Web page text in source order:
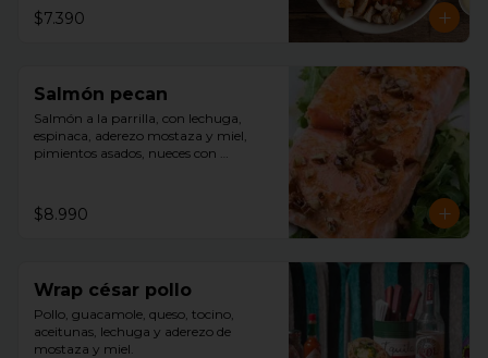
NUESTRO ADEREZO DE MOSTAZA Y
MIEL.
$7.390
Salmón pecan
Salmón a la parrilla, con lechuga,
espinaca, aderezo mostaza y miel,
pimientos asados, nueces con
$8.990
Wrap césar pollo
Pollo, guacamole, queso, tocino,
aceitunas, lechuga y aderezo de
mostaza y miel.